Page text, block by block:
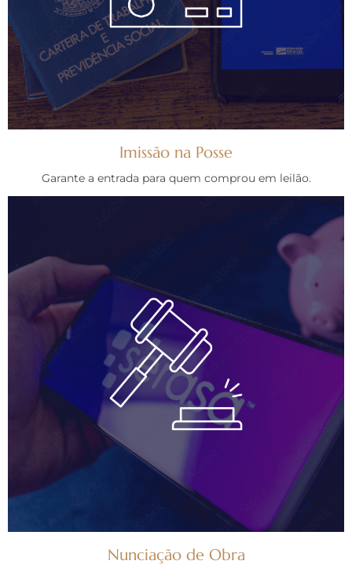
Imissão na Posse
Garante a entrada para quem comprou em leilão.
Nunciação de Obra